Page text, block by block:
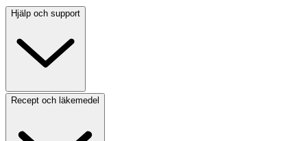
Hjälp och support
Recept och läkemedel